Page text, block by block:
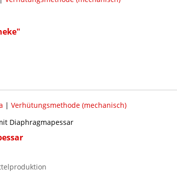
| Verhütungsmethode (mechanisch)
Diaphragmapessar